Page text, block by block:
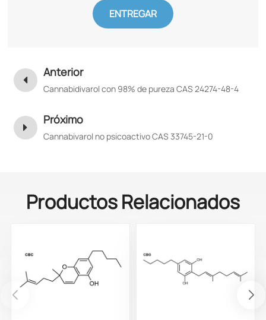
ENTREGAR
Anterior
Cannabidivarol con 98% de pureza CAS 24274-48-4
Próximo
Cannabivarol no psicoactivo CAS 33745-21-0
Productos Relacionados